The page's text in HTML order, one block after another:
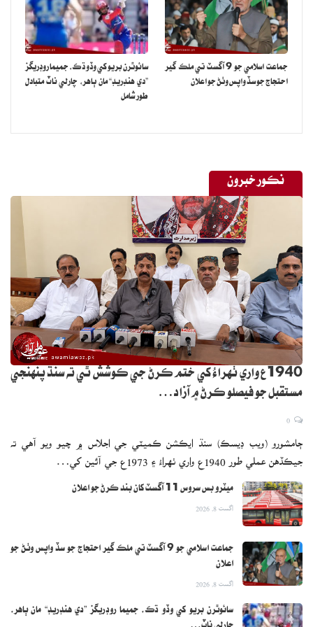
جماعت اسلامي جو 9 آگسٽ تي ملڪ گير
احتجاج جو سڏ واپس وٺڻ جو اعلان
سائوٿرن بريو کي وڏو ڌڪ، جميما روڊريگز
”دي هنڊريڊ“ مان ٻاهر، چارلي ناٽ متبادل
طور شامل
نڪور خبرون
1940ع واري ٺهراءُ کي ختم ڪرڻ جي ڪوشش ٿي ته سنڌ پنهنجي
مستقبل جو فيصلو ڪرڻ ۾ آزاد…
ڄامشورو (ويب ڊيسڪ) سنڌ ايڪشن ڪميٽي جي اجلاس ۾ چيو ويو آهي ته
جيڪڏهن عملي طور 1940ع واري ٺهراءُ ۽ 1973ع جي آئين کي…
ميٽرو بس سروس 11 آگسٽ کان بند ڪرڻ جو اعلان
اگست 8, 2026
جماعت اسلامي جو 9 آگسٽ تي ملڪ گير احتجاج جو سڏ واپس وٺڻ جو
اعلان
اگست 8, 2026
سائوٿرن بريو کي وڏو ڌڪ، جميما روڊريگز ”دي هنڊريڊ“ مان ٻاهر،